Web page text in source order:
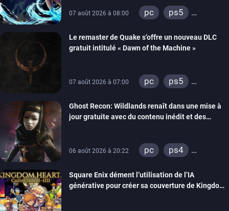
07 août 2026 à 08:00 pc
ps5
Le remaster de Quake s’offre un nouveau DLC
gratuit intitulé « Dawn of the Machine »
07 août 2026 à 07:00 pc
ps5
switch
ps4
xbox one
Ghost Recon: Wildlands renaît dans une mise à
jour gratuite avec du contenu inédit et des
06 août 2026 à 20:22 pc
ps4
Square Enix dément l’utilisation de l’IA
générative pour créer sa couverture de Kingdom